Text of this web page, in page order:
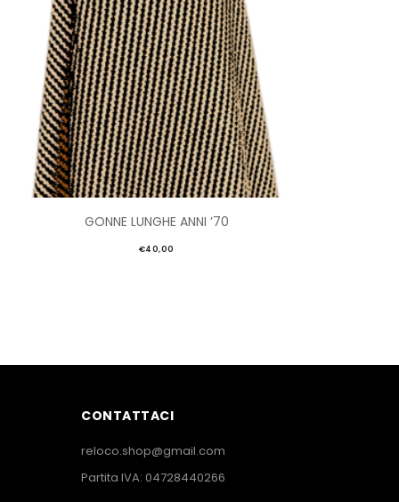
GONNE LUNGHE ANNI ’70
€40,00
CONTATTACI
reloco.shop@gmail.com
Partita IVA: 04728440266